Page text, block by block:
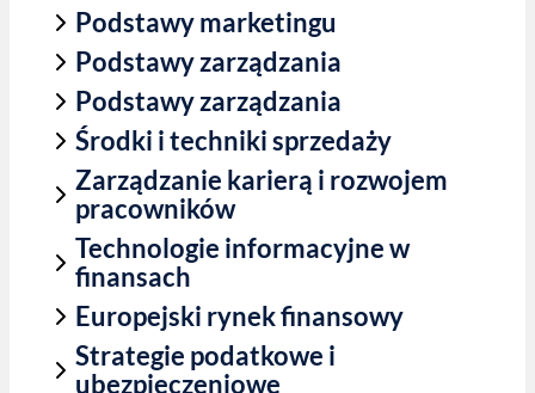
Podstawy marketingu
Podstawy zarządzania
Podstawy zarządzania
Środki i techniki sprzedaży
Zarządzanie karierą i rozwojem
pracowników
Technologie informacyjne w
finansach
Europejski rynek finansowy
Strategie podatkowe i
ubezpieczeniowe